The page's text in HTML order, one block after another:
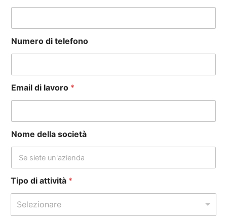
Numero di telefono
Email di lavoro *
Nome della società
Tipo di attività *
Selezionare